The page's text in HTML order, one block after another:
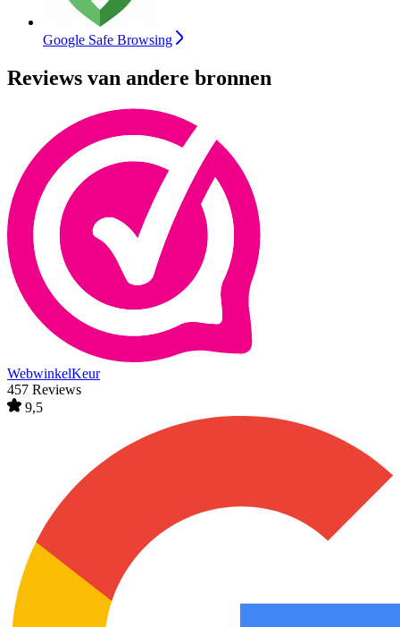
Google Safe Browsing
Reviews van andere bronnen
WebwinkelKeur
457 Reviews
9,5